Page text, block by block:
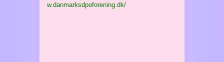
w.danmarksdpoforening.dk/